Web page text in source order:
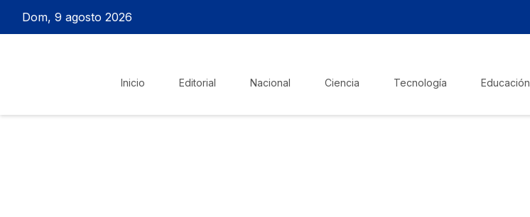
Dom, 9 agosto 2026
Inicio Editorial Nacional Ciencia Tecnología Educación